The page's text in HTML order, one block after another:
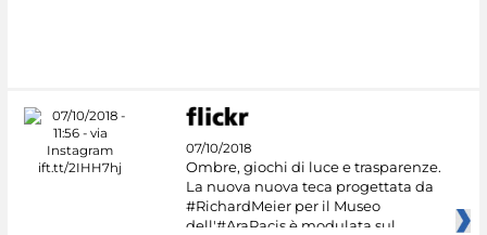
07/10/2018
Ombre, giochi di luce e trasparenze.
La nuova nuova teca progettata da
#RichardMeier per il Museo
dell'#AraPacis è modulata sul